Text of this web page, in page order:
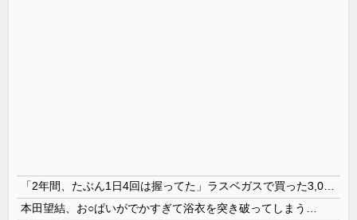
本田望結、お○ぱいがでかすぎて浴衣を突き破ってしまう…